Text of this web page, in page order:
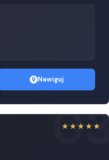
Nawiguj
★★★★★